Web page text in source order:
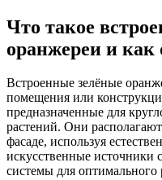
Что такое
оранжереи и как
Встроенные зелёные
помещения или
предназначенные для
растений. Они
фасаде, используя
искусственные источники
системы для оптимального